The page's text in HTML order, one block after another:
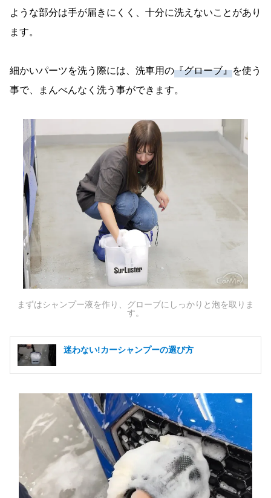
ような部分は手が届きにくく、十分に洗えないことがあり
ます。
細かいパーツを洗う際には、洗車用の『グローブ』を使う
事で、まんべんなく洗う事ができます。
まずはシャンプー液を作り、グローブにしっかりと泡を取りま
す。
迷わない!カーシャンプーの選び方